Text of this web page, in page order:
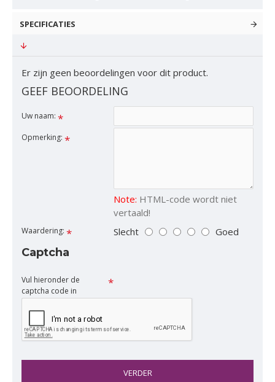
SPECIFICATIES
Er zijn geen beoordelingen voor dit product.
GEEF BEOORDELING
Uw naam:
Opmerking:
Note: HTML-code wordt niet
vertaald!
Waardering: Slecht Goed
Captcha
Vul hieronder de
captcha code in
VERDER